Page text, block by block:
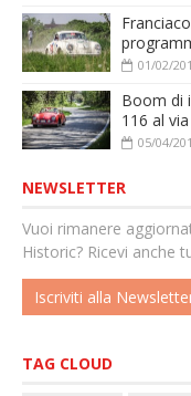
01/02/
Boom di
116 al
05/04/
NEWSLETTER
Vuoi rimanere
Historic? Ricevi anche
Iscriviti alla
TAG CLOUD